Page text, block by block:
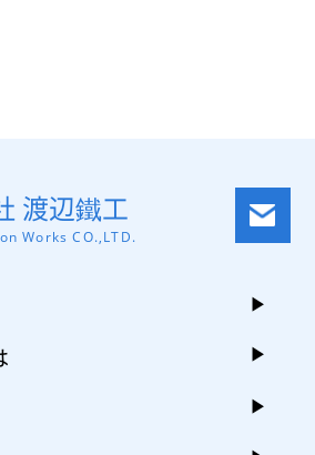
渡辺鐵工
Works CO.,LTD.